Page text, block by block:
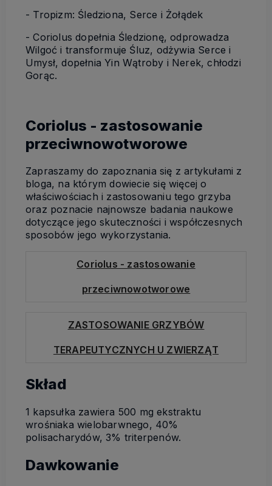
- Tropizm: Śledziona, Serce i Żołądek
- Coriolus dopełnia Śledzionę, odprowadza
Wilgoć i transformuje Śluz, odżywia Serce i
Umysł, dopełnia Yin Wątroby i Nerek, chłodzi
Gorąc.
Coriolus - zastosowanie
przeciwnowotworowe
Zapraszamy do zapoznania się z artykułami z
bloga, na którym dowiecie się więcej o
właściwościach i zastosowaniu tego grzyba
oraz poznacie najnowsze badania naukowe
dotyczące jego skuteczności i współczesnych
sposobów jego wykorzystania.
Coriolus - zastosowanie
przeciwnowotworowe
ZASTOSOWANIE GRZYBÓW
TERAPEUTYCZNYCH U ZWIERZĄT
Skład
1 kapsułka zawiera 500 mg ekstraktu
wrośniaka wielobarwnego, 40%
polisacharydów, 3% triterpenów.
Dawkowanie